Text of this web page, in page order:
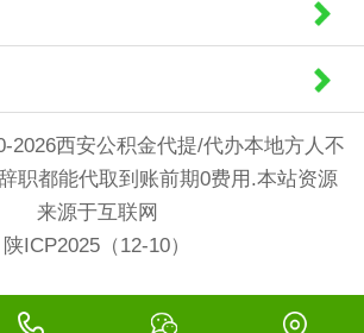
2026西安公积金代提/代办本地方人不
职都能代取到账前期0费用.本站资源
来源于互联网
陕ICP2025（12-10）